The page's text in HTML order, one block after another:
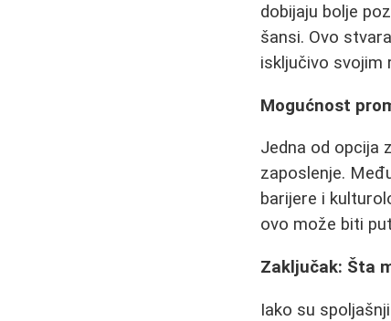
dobijaju bolje
šansi. Ovo
isključivo svojim
Mogućnost
Jedna od opcija
zaposlenje.
barijere i
ovo može biti
Zaključak: Šta
Iako su